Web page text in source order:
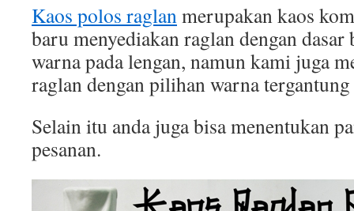
Kaos polos raglan merupakan kaos
baru menyediakan raglan dengan
warna pada lengan, namun kami juga
raglan dengan pilihan warna tergantung
Selain itu anda juga bisa menentukan
pesanan.